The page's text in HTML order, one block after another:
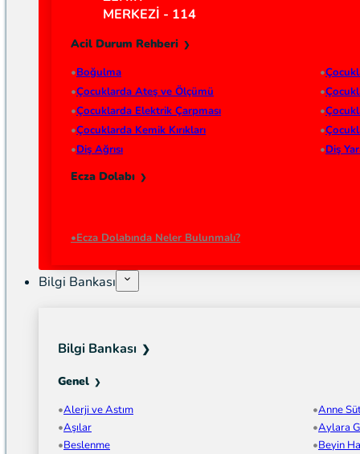
Acil Durum Rehberi
Boğulma
Çocuklarda Ateş ve Ölçümü
Çocuklarda Elektrik Çarpması
Çocuklarda Kemik Kırıkları
Diş Ağrısı
Diş
Ecza Dolabı
Ecza Dolabında Neler Bulunmalı?
Bilgi Bankası
Bilgi Bankası
Genel
Alerji ve Astım
Anne
Aşılar
Aylara
Beslenme
Beyin